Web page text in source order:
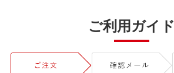
ご利用ガイド